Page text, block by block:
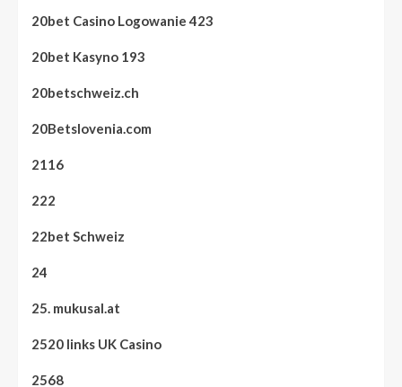
20bet Casino Logowanie 423
20bet Kasyno 193
20betschweiz.ch
20Betslovenia.com
2116
222
22bet Schweiz
24
25. mukusal.at
2520 links UK Casino
2568